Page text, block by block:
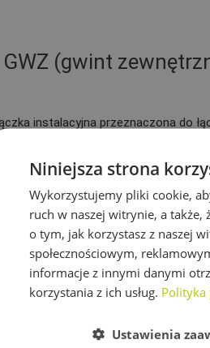
(gwint
instalacyjna przeznaczona do
zewnętrzne
jak i w systemach
instalacji
Niniejsza strona
Wykorzystujemy pliki cookie,
ruch w naszej witrynie, a
o tym, jak korzystasz z naszej
społecznościowym,
informacje z innymi danymi
korzystania z ich usług. Polityka
Ustawienia